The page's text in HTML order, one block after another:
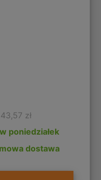
zł
poniedziałek
dostawa